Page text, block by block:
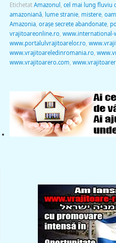
Etichetat Amazonul cel mai lung fluviu
amazoniană, lume stranie, mistere,
Amazonia, oraşe secrete abandonate,
vrajitoareonline.ro, www.international-
www.portalulvrajitoarelor.ro,
www.vrajitoareledinromania.ro,
www.vrajitoarero.com